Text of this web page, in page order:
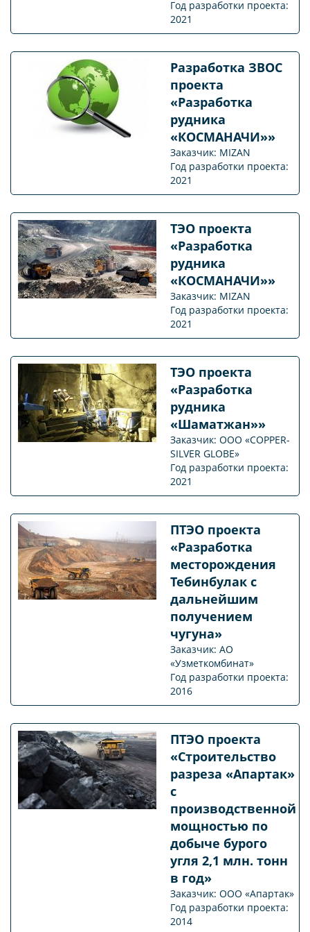
Год разработки проекта:
2021
Разработка ЗВОС
проекта
«Разработка
рудника
«КОСМАНАЧИ»»
Заказчик: MIZAN
Год разработки проекта:
2021
ТЭО проекта
«Разработка
рудника
«КОСМАНАЧИ»»
Заказчик: MIZAN
Год разработки проекта:
2021
ТЭО проекта
«Разработка
рудника
«Шаматжан»»
Заказчик: ООО «COPPER-
SILVER GLOBE»
Год разработки проекта:
2021
ПТЭО проекта
«Разработка
месторождения
Тебинбулак с
дальнейшим
получением
чугуна»
Заказчик: АО
«Узметкомбинат»
Год разработки проекта:
2016
ПТЭО проекта
«Строительство
разреза «Апартак»
с
производственной
мощностью по
добыче бурого
угля 2,1 млн. тонн
в год»
Заказчик: ООО «Апартак»
Год разработки проекта:
2014